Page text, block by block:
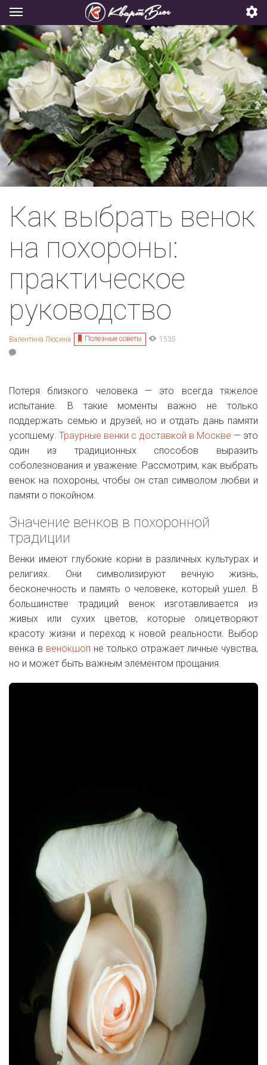
Как выбрать венок
на похороны:
практическое
руководство
Валентина Люсина Полезные советы 1535
Потеря близкого человека — это всегда тяжелое
испытание. В такие моменты важно не только
поддержать семью и друзей, но и отдать дань памяти
усопшему.Траурные венки с доставкой в Москве — это
один из традиционных способов выразить
соболезнования и уважение. Рассмотрим, как выбрать
венок на похороны, чтобы он стал символом любви и
памяти о покойном.
Значение венков в похоронной
традиции
Венки имеют глубокие корни в различных культурах и
религиях. Они символизируют вечную жизнь,
бесконечность и память о человеке, который ушел. В
большинстве традиций венок изготавливается из
живых или сухих цветов, которые олицетворяют
красоту жизни и переход к новой реальности. Выбор
венка в венокшоп не только отражает личные чувства,
но и может быть важным элементом прощания.